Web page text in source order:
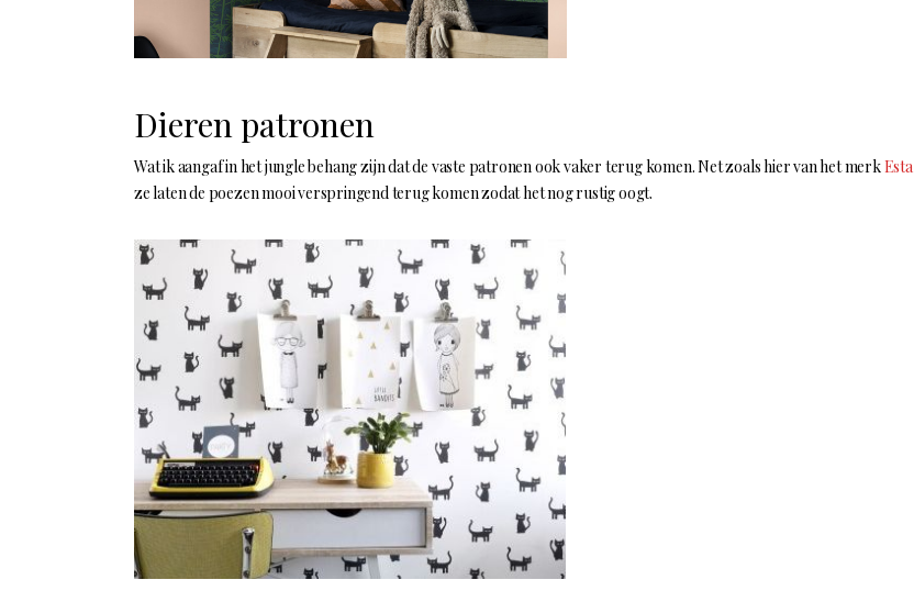
Dieren patronen
Wat ik aangaf in het jungle behang zijn dat de vaste patronen ook vaker terug komen. Net zoals hier van het merkEsta
ze laten de poezen mooi verspringend terug komen zodat het nog rustig oogt.